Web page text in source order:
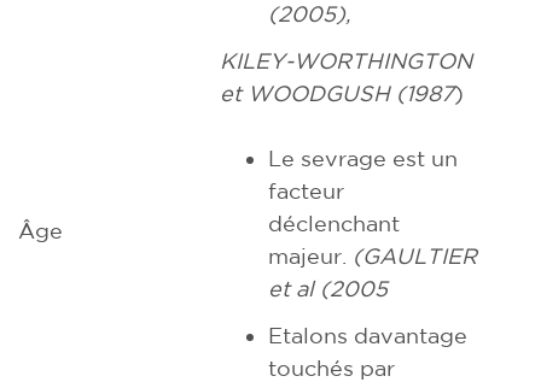
(2005),
KILEY-WORTHINGTON
et WOODGUSH (1987)
Âge
Le sevrage est un
facteur
déclenchant
majeur. (GAULTIER
et al (2005
Etalons davantage
touchés par